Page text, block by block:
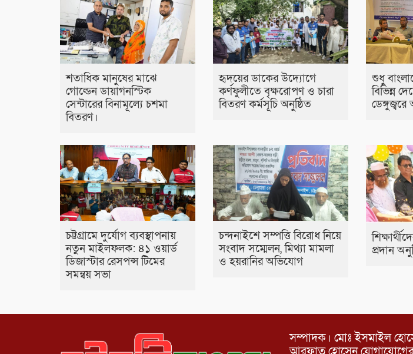
শতাধিক মানুষের মাঝে
গোল্ডেন ডায়াগনস্টিক
সেন্টারের বিনামূল্যে চশমা
বিতরণ।
হৃদয়ের ডাকের উদ্যোগে
কর্ণফুলীতে বৃক্ষরোপণ ও চারা
বিতরণ কর্মসূচি অনুষ্ঠিত
শুধু
বিভিন্ন
ডেঙ্গুজ্বরে
চট্টগ্রামে দুর্যোগ ব্যবস্থাপনায়
নতুন মাইলফলক: ৪১ ওয়ার্ড
ডিজাস্টার রেসপন্স টিমের
সমন্বয় সভা
চন্দনাইশে সম্পত্তি বিরোধ নিয়ে
সংবাদ সম্মেলন, মিথ্যা মামলা
ও হয়রানির অভিযোগ
প্রদান
সম্পাদক। মোঃ ইসমাইল